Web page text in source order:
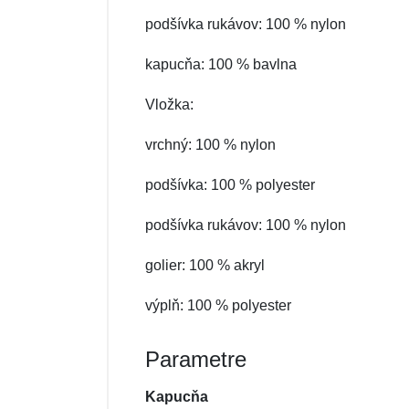
podšívka rukávov: 100 % nylon
kapucňa: 100 % bavlna
Vložka:
vrchný: 100 % nylon
podšívka: 100 % polyester
podšívka rukávov: 100 % nylon
golier: 100 % akryl
výplň: 100 % polyester
Parametre
Kapucňa